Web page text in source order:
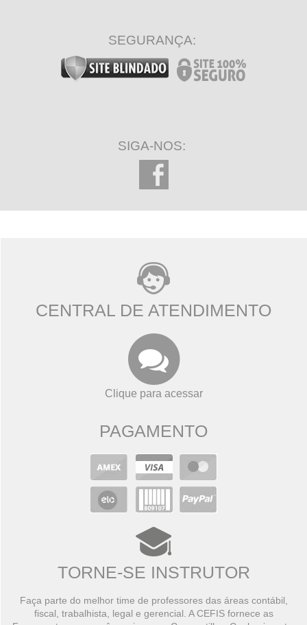
SEGURANÇA:
SIGA-NOS:
CENTRAL DE ATENDIMENTO
Clique para acessar
PAGAMENTO
TORNE-SE INSTRUTOR
Faça parte do melhor time de professores das áreas contábil,
fiscal, trabalhista, legal e gerencial. A CEFIS fornece as